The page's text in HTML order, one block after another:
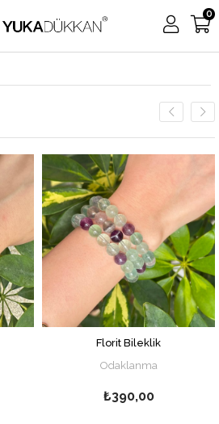
0
Florit Bileklik
Odaklanma
₺390,00